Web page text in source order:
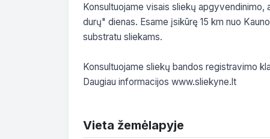
Konsultuojame visais sliekų apgyvendinimo,
durų" dienas. Esame įsikūrę 15 km nuo
substratu sliekams.
Konsultuojame sliekų bandos registravimo
Daugiau informacijos www.sliekyne.lt
Vieta žemėlapyje